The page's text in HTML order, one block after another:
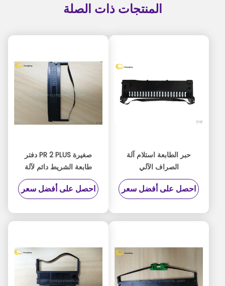
المنتجات ذات الصلة
حبر الطابعة استلام آلة
الصراف الآلي
604001005076 ف / ن
الشريط الأسود اللون
احصل على أفضل سعر
صغيرة PR 2 PLUS دفتر
طابعة الشريط دائم لآلة
المطار النقدية
احصل على أفضل سعر